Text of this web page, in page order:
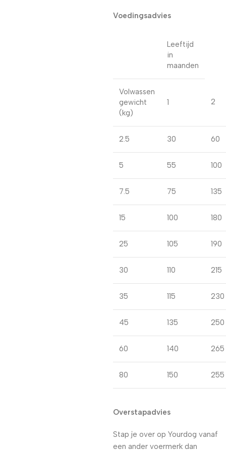
Voedingsadvies
Leeftijd
in
maanden
Volwassen
gewicht
(kg)
1 2
2.5 30 60
5 55 100
7.5 75 135
15 100 180
25 105 190
30 110 215
35 115 230
45 135 250
60 140 265
80 150 255
Overstapadvies
Stap je over op Yourdog vanaf
een ander voermerk dan